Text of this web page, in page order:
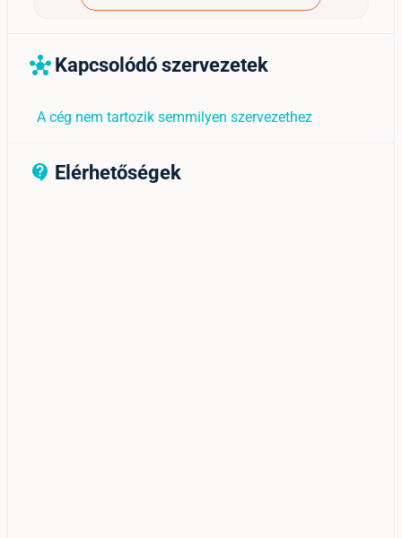
hub Kapcsolódó szervezetek
A cég nem tartozik semmilyen szervezethez
contact_support_outline
Elérhetőségek